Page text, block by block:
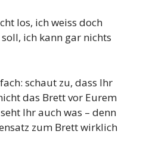
los, ich weiss doch
ich kann gar nichts
schaut zu, dass Ihr
das Brett vor Eurem
Ihr auch was – denn
zum Brett wirklich